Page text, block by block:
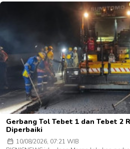
Gerbang Tol Tebet 1 dan Tebet 2
Diperbaiki
10/08/2026, 07:21 WIB